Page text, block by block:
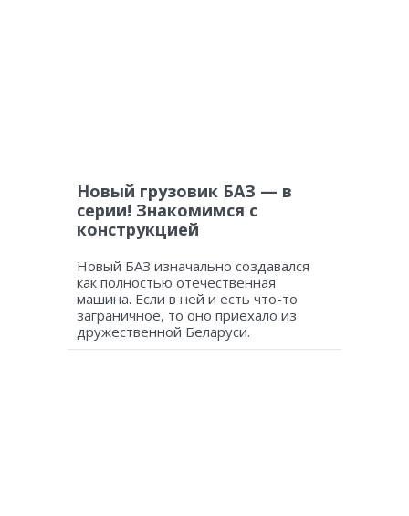
Новый грузовик БАЗ — в
серии! Знакомимся с
конструкцией
Новый БАЗ изначально создавался
как полностью отечественная
машина. Если в ней и есть что-то
заграничное, то оно приехало из
дружественной Беларуси.